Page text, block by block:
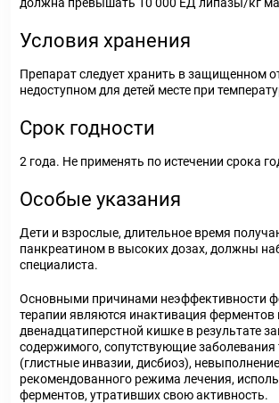
Условия хранения
Препарат следует хранить в защищенном
недоступном для детей месте при
Срок годности
2 года. Не применять по истечении срока
Особые указания
Дети и взрослые, длительное время
панкреатином в высоких дозах, должны
специалиста.
Основными причинами неэффективности
терапии являются инактивация ферментов
двенадцатиперстной кишке в результате
содержимого, сопутствующие
(глистные инвазии, дисбиоз),
рекомендованного режима лечения,
ферментов, утративших свою активность.